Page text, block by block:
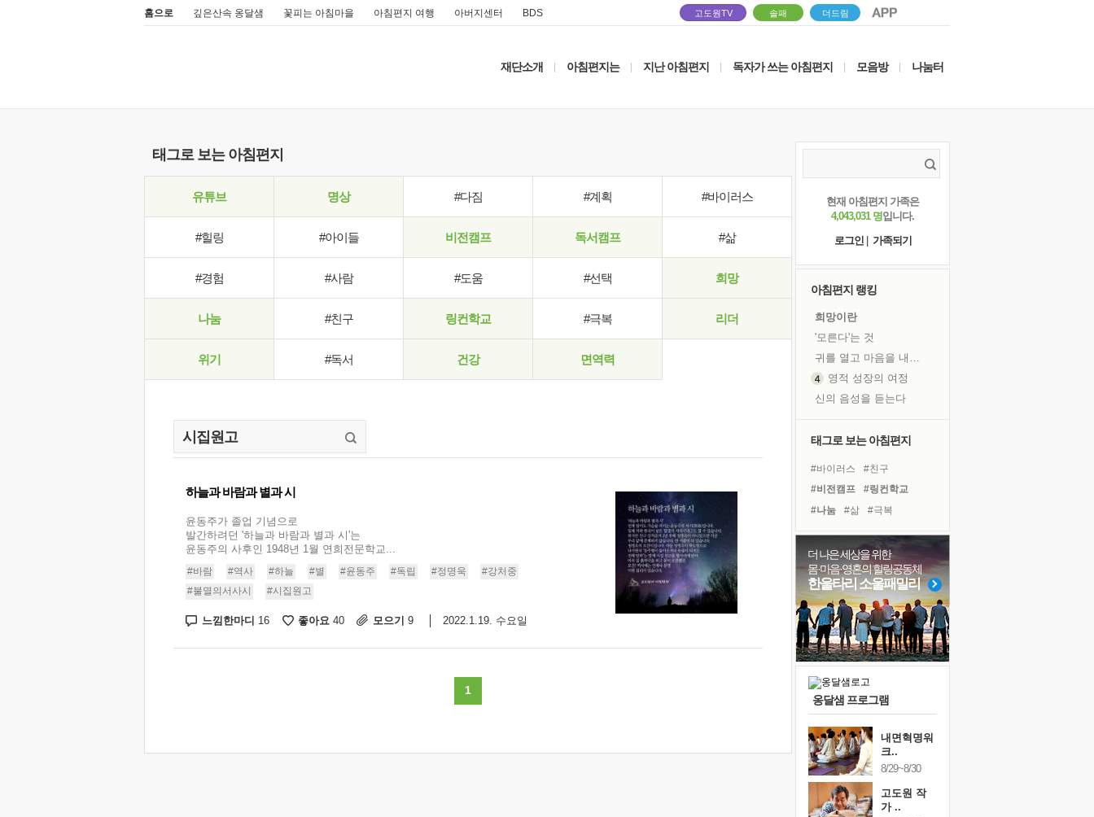
홈으로 깊은산속 옹달샘 꽃피는 아침마을 아침편지 여행 아버지센터 BDS 고도원TV 솔패 더드림
재단소개 아침편지는 지난 아침편지 독자가 쓰는 아침편지 모음방 나눔터
태그로 보는 아침편지
유튜브 명상 #다짐 #계획 #바이러스
#힐링 #아이들 비전캠프 독서캠프 #삶
#경험 #사람 #도움 #선택 희망
나눔 #친구 링컨학교 #극복 리더
위기 #독서 건강 면역력
하늘과 바람과 별과 시
윤동주가 졸업 기념으로
발간하려던 '하늘과 바람과 별과 시'는
윤동주의 사후인 1948년 1월 연희전문학교...
#바람 #역사 #하늘 #별 #윤동주 #독립 #정명욱
#강처중
#불멸의서사시
#시집원고
느낌한마디 16 좋아요 40 모으기 9 2022.1.19. 수요일
1
현재 아침편지 가족은
4,043,031 명입니다.
로그인
가족되기
아침편지 랭킹
희망이란
'모른다'는 것
귀를 열고 마음을 내어주고
영적 성장의 여정
신의 음성을 듣는다
극과 극의 양 끝단
'말 타는 법'을 먼저
졸업식 사진을 보며
극심한 변비, 어깨결림, 수면 장애
아픈 아버지를 위한 공간 설계
슬럼프
보고 싶은 어머니
유년 시절의 부산 영도 바다
못된 꼰대들
너무 황홀한 꽃들이여!
태그로 보는 아침편지
#바이러스
#친구
#비전캠프
#링컨학교
#나눔
#삶
#극복
#경험
#아이들
#면역력
#위기
#희망
#독서
#선택
#사람
#다짐
#독서캠프
#계획
#도움
#명상
#힐링
더 나은 세상을 위한
몸·마음·영혼의 힐링공동체
한울타리 소울패밀리
옹달샘 프로그램
내면혁명워
크..
8/29~8/30
고도원 작
가 ..